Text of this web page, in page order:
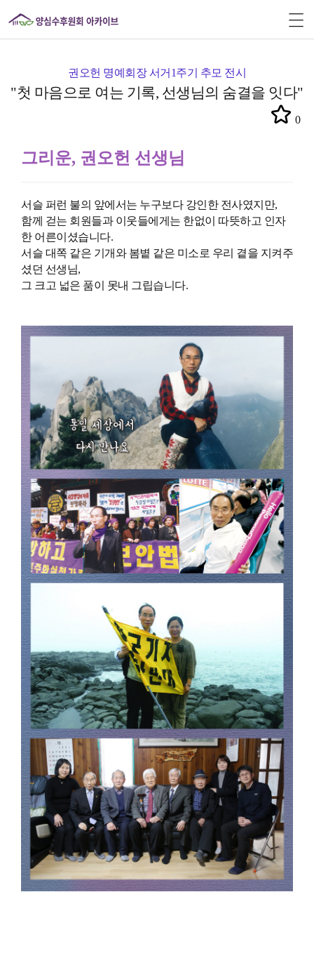
권오헌 명예회장 서거1주기 추모 전시
"첫 마음으로 여는 기록, 선생님의 숨결을 잇다"
0
그리운, 권오헌 선생님
서슬 퍼런 불의 앞에서는 누구보다 강인한 전사였지만,
함께 걷는 회원들과 이웃들에게는 한없이 따뜻하고 인자
한 어른이셨습니다.
서슬 대쪽 같은 기개와 봄볕 같은 미소로 우리 곁을 지켜주
셨던 선생님,
그 크고 넓은 품이 못내 그립습니다.